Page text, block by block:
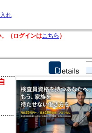
れ
（ログインはこちら ）